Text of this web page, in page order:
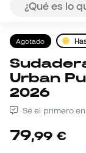
Agotado
Sudadera adidas Real Madrid
Urban
2026
Sé el primero
79,99 €